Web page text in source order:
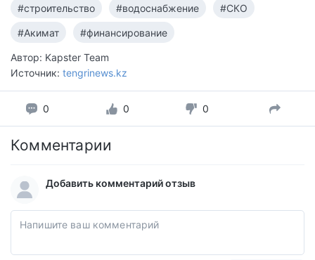
#строительство #водоснабжение #СКО
#Акимат #финансирование
Автор: Kapster Team
Источник: tengrinews.kz
0 0 0
Комментарии
Добавить комментарий отзыв